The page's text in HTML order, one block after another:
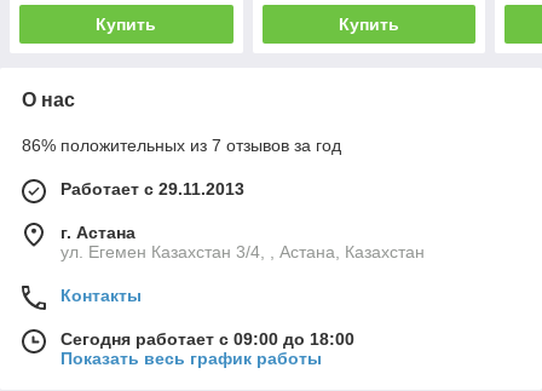
Купить Купить
О нас
86% положительных из 7 отзывов за год
Работает с 29.11.2013
г. Астана
ул. Егемен Казахстан 3/4, , Астана, Казахстан
Контакты
Сегодня работает с 09:00 до 18:00
Показать весь график работы